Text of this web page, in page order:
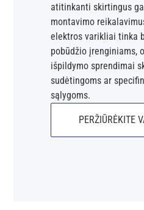
atitinkanti skirtingus
montavimo
elektros varikliai tinka
pobūdžio įrenginiams,
išpildymo sprendimai
sudėtingoms ar
sąlygoms.
PERŽIŪRĖKITE